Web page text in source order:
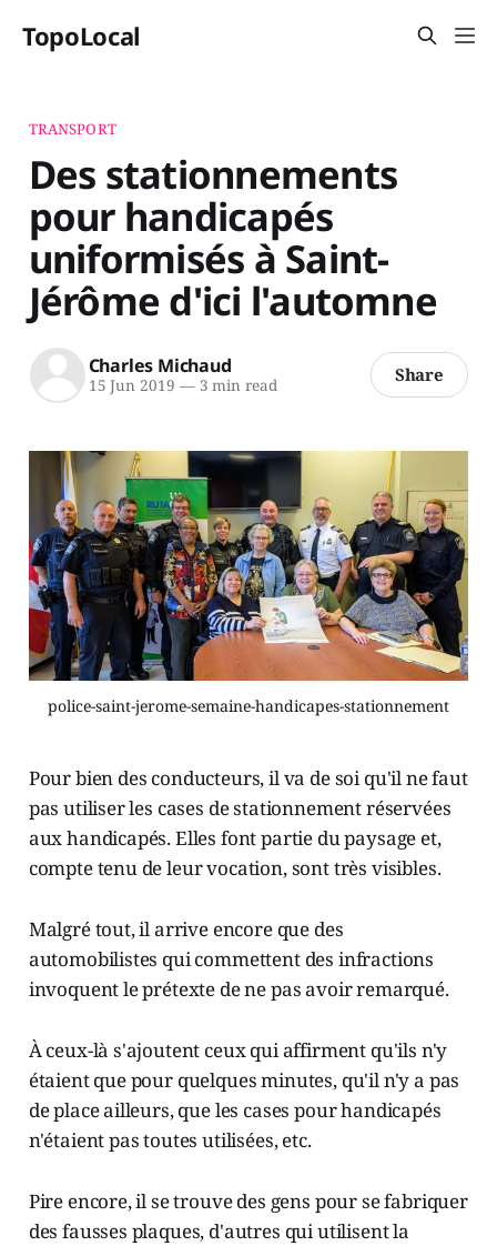
TopoLocal
TRANSPORT
Des stationnements
pour handicapés
uniformisés à Saint-
Jérôme d'ici l'automne
Charles Michaud
15 Jun 2019 —3 min read Share
police-saint-jerome-semaine-handicapes-stationnement
Pour bien des conducteurs, il va de soi qu'il ne faut
pas utiliser les cases de stationnement réservées
aux handicapés. Elles font partie du paysage et,
compte tenu de leur vocation, sont très visibles.
Malgré tout, il arrive encore que des
automobilistes qui commettent des infractions
invoquent le prétexte de ne pas avoir remarqué.
À ceux-là s'ajoutent ceux qui affirment qu'ils n'y
étaient que pour quelques minutes, qu'il n'y a pas
de place ailleurs, que les cases pour handicapés
n'étaient pas toutes utilisées, etc.
Pire encore, il se trouve des gens pour se fabriquer
des fausses plaques, d'autres qui utilisent la